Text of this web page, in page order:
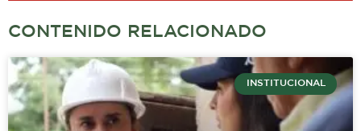
CONTENIDO RELACIONADO
INSTITUCIONAL